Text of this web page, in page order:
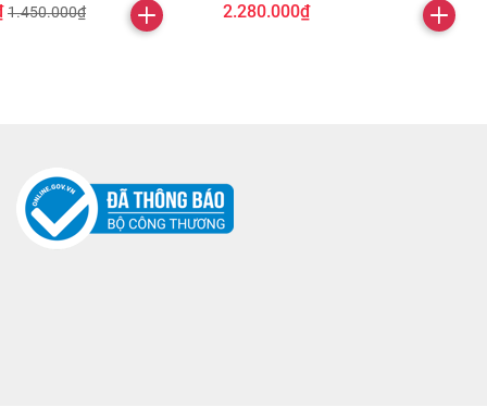
1.450.000₫ 2.280.000₫